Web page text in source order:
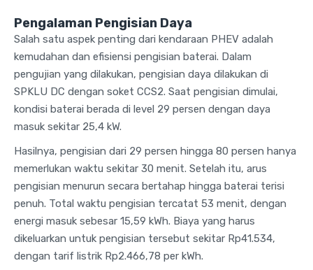
Pengalaman Pengisian Daya
Salah satu aspek penting dari kendaraan PHEV adalah
kemudahan dan efisiensi pengisian baterai. Dalam
pengujian yang dilakukan, pengisian daya dilakukan di
SPKLU DC dengan soket CCS2. Saat pengisian dimulai,
kondisi baterai berada di level 29 persen dengan daya
masuk sekitar 25,4 kW.
Hasilnya, pengisian dari 29 persen hingga 80 persen hanya
memerlukan waktu sekitar 30 menit. Setelah itu, arus
pengisian menurun secara bertahap hingga baterai terisi
penuh. Total waktu pengisian tercatat 53 menit, dengan
energi masuk sebesar 15,59 kWh. Biaya yang harus
dikeluarkan untuk pengisian tersebut sekitar Rp41.534,
dengan tarif listrik Rp2.466,78 per kWh.